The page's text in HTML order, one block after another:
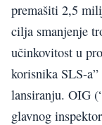
premašiti 2,5
cilja smanjenje
učinkovitost u
korisnika SLS-
lansiranju. OIG
glavnog